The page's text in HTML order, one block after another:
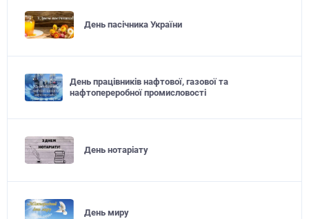
День пасічника України
День працівників нафтової, газової та
нафтопереробної промисловості
День нотаріату
День миру